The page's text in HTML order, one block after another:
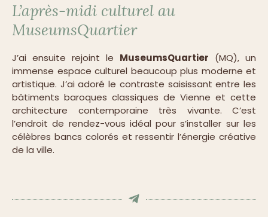
L’après-midi culturel au
MuseumsQuartier
J’ai ensuite rejoint le MuseumsQuartier (MQ), un
immense espace culturel beaucoup plus moderne et
artistique. J’ai adoré le contraste saisissant entre les
bâtiments baroques classiques de Vienne et cette
architecture contemporaine très vivante. C’est
l’endroit de rendez-vous idéal pour s’installer sur les
célèbres bancs colorés et ressentir l’énergie créative
de la ville.